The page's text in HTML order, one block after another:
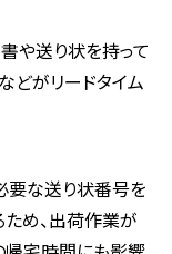
や送り状を持って
どがリードタイム
要な送り状番号を
め、出荷作業が